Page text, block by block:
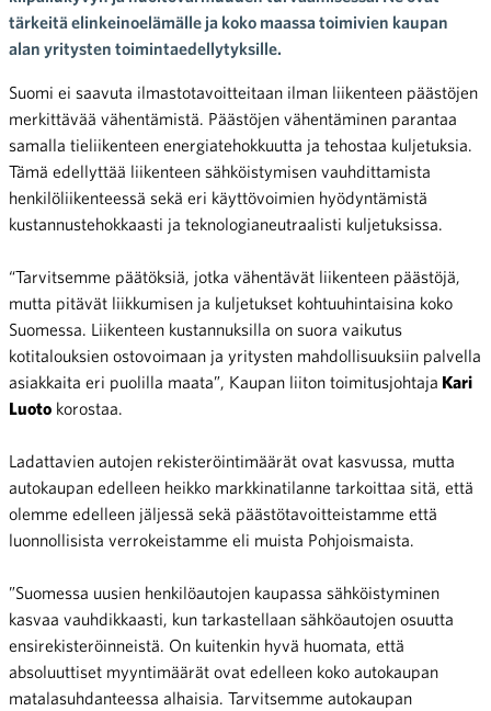
tärkeitä elinkeinoelämälle ja koko maassa toimivien kaupan
alan yritysten toimintaedellytyksille.
Suomi ei saavuta ilmastotavoitteitaan ilman liikenteen päästöjen
merkittävää vähentämistä. Päästöjen vähentäminen parantaa
samalla tieliikenteen energiatehokkuutta ja tehostaa kuljetuksia.
Tämä edellyttää liikenteen sähköistymisen vauhdittamista
henkilöliikenteessä sekä eri käyttövoimien hyödyntämistä
kustannustehokkaasti ja teknologianeutraalisti kuljetuksissa.
“Tarvitsemme päätöksiä, jotka vähentävät liikenteen päästöjä,
mutta pitävät liikkumisen ja kuljetukset kohtuuhintaisina koko
Suomessa. Liikenteen kustannuksilla on suora vaikutus
kotitalouksien ostovoimaan ja yritysten mahdollisuuksiin palvella
asiakkaita eri puolilla maata”, Kaupan liiton toimitusjohtaja Kari
Luoto korostaa.
Ladattavien autojen rekisteröintimäärät ovat kasvussa, mutta
autokaupan edelleen heikko markkinatilanne tarkoittaa sitä, että
olemme edelleen jäljessä sekä päästötavoitteistamme että
luonnollisista verrokeistamme eli muista Pohjoismaista.
”Suomessa uusien henkilöautojen kaupassa sähköistyminen
kasvaa vauhdikkaasti, kun tarkastellaan sähköautojen osuutta
ensirekisteröinneistä. On kuitenkin hyvä huomata, että
absoluuttiset myyntimäärät ovat edelleen koko autokaupan
matalasuhdanteessa alhaisia. Tarvitsemme autokaupan